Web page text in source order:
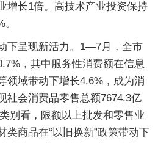
增长1倍。高技术产业投资保持
呈现新活力。1—7月，全市
，其中服务性消费额在信息
领域带动下增长4.6%，成为消
社会消费品零售总额7674.3亿
别看，限额以上批发和零售业
类商品在“以旧换新”政策带动下